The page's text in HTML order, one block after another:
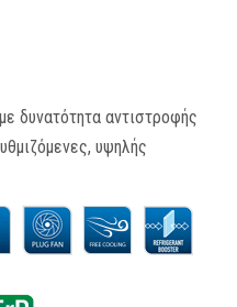
δυνατότητα αντιστροφής
υψηλής